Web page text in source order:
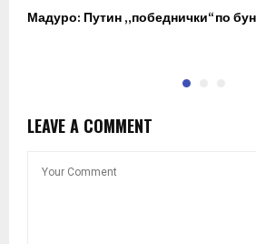
Мадуро: Путин „победнички“ по
LEAVE A COMMENT